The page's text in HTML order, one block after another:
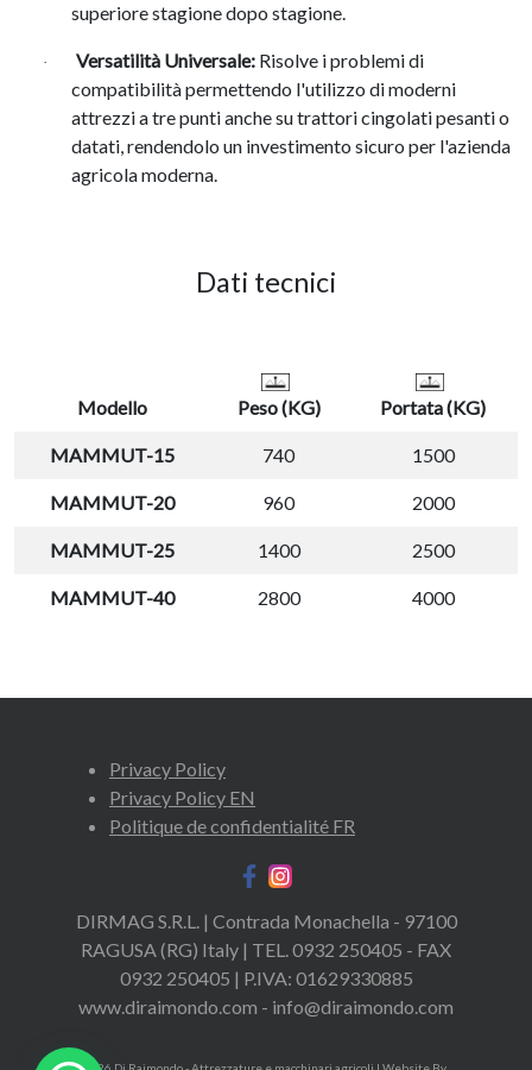
superiore stagione dopo stagione.
· Versatilità Universale: Risolve i problemi di
compatibilità permettendo l'utilizzo di moderni
attrezzi a tre punti anche su trattori cingolati pesanti o
datati, rendendolo un investimento sicuro per l'azienda
agricola moderna.
Dati tecnici
Modello Peso (KG) Portata (KG)
MAMMUT-15 740 1500
MAMMUT-20 960 2000
MAMMUT-25 1400 2500
MAMMUT-40 2800 4000
Privacy Policy
Privacy Policy EN
Politique de confidentialité FR
DIRMAG S.R.L. | Contrada Monachella - 97100
RAGUSA (RG) Italy | TEL. 0932 250405 - FAX
0932 250405 | P.IVA: 01629330885
www.diraimondo.com - info@diraimondo.com